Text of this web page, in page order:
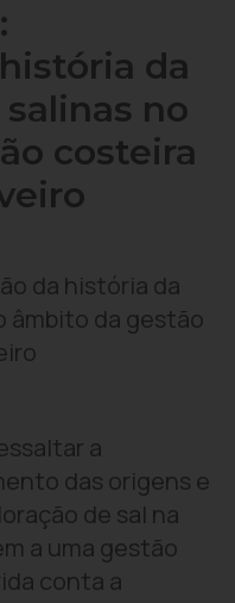
da
no
costeira
da história da
âmbito da gestão
a
das origens e
de sal na
a uma gestão
conta a